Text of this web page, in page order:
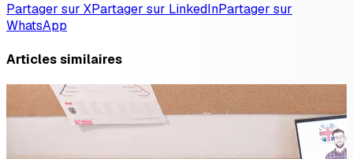
Partager sur XPartager sur LinkedInPartager sur
WhatsApp
Articles similaires